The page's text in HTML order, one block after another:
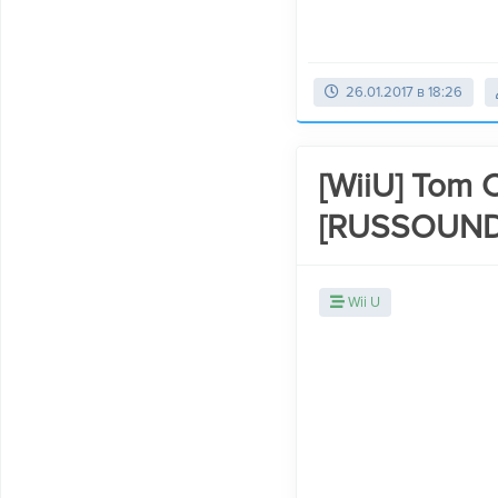
26.01.2017 в 18:26
[WiiU] Tom
Wii U